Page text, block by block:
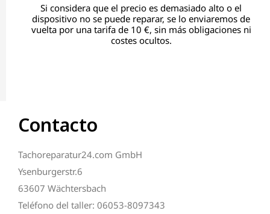
Si considera que el precio es demasiado alto o el
dispositivo no se puede reparar, se lo enviaremos de
vuelta por una tarifa de 10 €, sin más obligaciones ni
costes ocultos.
Contacto
Tachoreparatur24.com GmbH
Ysenburgerstr.6
63607 Wächtersbach
Teléfono del taller: 06053-8097343